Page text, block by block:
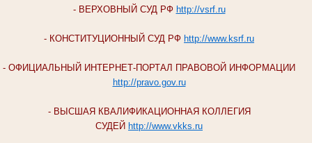
- ВЕРХОВНЫЙ СУД РФ http://vsrf.ru
- КОНСТИТУЦИОННЫЙ СУД РФ http://www.ksrf.ru
- ОФИЦИАЛЬНЫЙ ИНТЕРНЕТ-ПОРТАЛ ПРАВОВОЙ ИНФОРМАЦИИ
http://pravo.gov.ru
- ВЫСШАЯ КВАЛИФИКАЦИОННАЯ КОЛЛЕГИЯ
СУДЕЙ http://www.vkks.ru